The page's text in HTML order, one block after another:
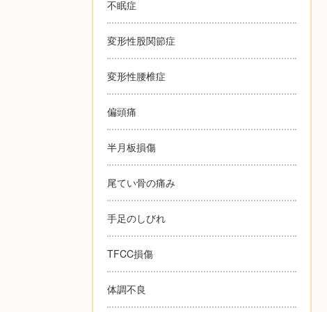
不眠症
変形性股関節症
変形性腰椎症
偏頭痛
半月板損傷
尾てい骨の痛み
手足のしびれ
TFCC損傷
体調不良